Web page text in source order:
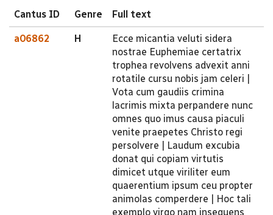
Cantus ID Genre Full text
a06862 H
Ecce micantia veluti sidera
nostrae Euphemiae certatrix
trophea revolvens advexit anni
rotatile cursu nobis jam celeri |
Vota cum gaudiis crimina
lacrimis mixta perpandere nunc
omnes quo imus causa piaculi
venite praepetes Christo regi
persolvere | Laudum excubia
donat qui copiam virtutis
dimicet utque viriliter eum
quaerentium ipsum ceu propter
animolas comperdere | Hoc tali
exemplo virgo nam insequens